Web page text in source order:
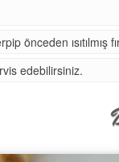
önceden ısıtılmış
edebilirsiniz.